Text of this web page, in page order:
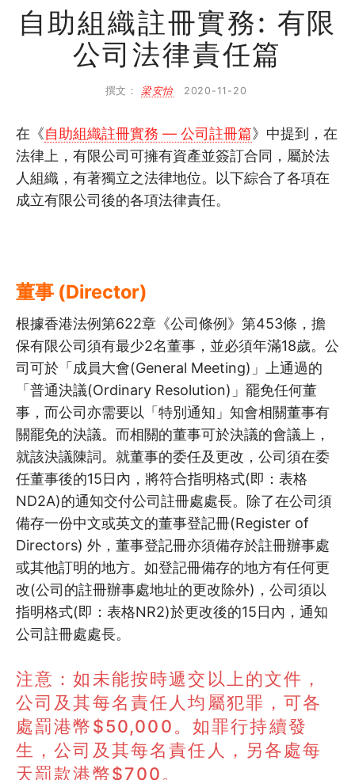
自助組織註冊實務: 有限
公司法律責任篇
撰文： 梁安怡 2020-11-20
在《自助組織註冊實務 — 公司註冊篇》中提到，在
法律上，有限公司可擁有資產並簽訂合同，屬於法
人組織，有著獨立之法律地位。以下綜合了各項在
成立有限公司後的各項法律責任。
董事 (Director)
根據香港法例第622章《公司條例》第453條，擔
保有限公司須有最少2名董事，並必須年滿18歲。公
司可於「成員大會(General Meeting)」上通過的
「普通決議(Ordinary Resolution)」罷免任何董
事，而公司亦需要以「特別通知」知會相關董事有
關罷免的決議。而相關的董事可於決議的會議上，
就該決議陳詞。就董事的委任及更改，公司須在委
任董事後的15日內，將符合指明格式(即：表格
ND2A)的通知交付公司註冊處處長。除了在公司須
備存一份中文或英文的董事登記冊(Register of
Directors) 外，董事登記冊亦須備存於註冊辦事處
或其他訂明的地方。如登記冊備存的地方有任何更
改(公司的註冊辦事處地址的更改除外)，公司須以
指明格式(即：表格NR2)於更改後的15日內，通知
公司註冊處處長。
注意：如未能按時遞交以上的文件，
公司及其每名責任人均屬犯罪，可各
處罰港幣$50,000。如罪行持續發
生，公司及其每名責任人，另各處每
天罰款港幣$700。
3 建立核心團隊
新成立組織如何建立核心團隊
4.1 如何訂立組織宗旨
4.2 組織為什麼需要會章？
4.5 自助組織註冊實務: 公司註冊篇
4.6 自助組織註冊實務: 有限公司…
4.7 自助組織註冊實務: 慈善團體篇
4.8 自助組織不同營運形式分別
4.9 註冊過程行政程序
4.10 申請成為慈善團體的注意事項
5 常見問題 / 其他
5.1 五個實用工具網站介紹
5.2 成立組織十問十答 (上)
5.3
5.4 新組織成立必需知道的政府及…
5.5 組織成立初期可能會涉及項目…